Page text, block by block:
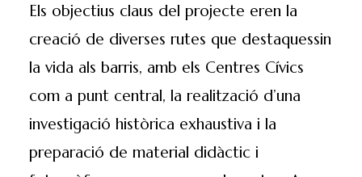
Els objectius claus del projecte eren la
creació de diverses rutes que destaquessin
la vida als barris, amb els Centres Cívics
com a punt central, la realització d’una
investigació històrica exhaustiva i la
preparació de material didàctic i